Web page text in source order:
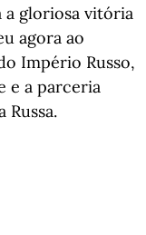
a gloriosa vitória
agora ao
Império Russo,
e a parceria